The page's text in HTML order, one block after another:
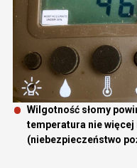
Wilgotność słomy
temperatura nie więcej
(niebezpieczeństwo